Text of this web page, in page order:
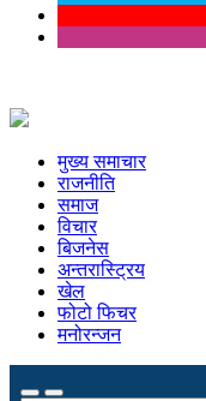
मुख्य समाचार
राजनीति
समाज
विचार
बिजनेस
अन्तरास्ट्रिय
खेल
फोटो फिचर
मनोरन्जन